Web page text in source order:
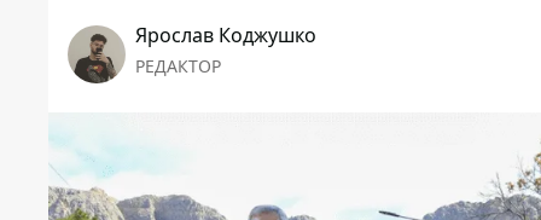
Ярослав Коджушко
РЕДАКТОР